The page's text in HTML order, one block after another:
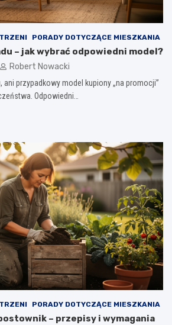
PORADY DOTYCZĄCE MIESZKANIA
– jak wybrać odpowiedni model?
Robert Nowacki
ani przypadkowy model kupiony „na promocji”
Odpowiedni…
PORADY DOTYCZĄCE MIESZKANIA
– przepisy i wymagania